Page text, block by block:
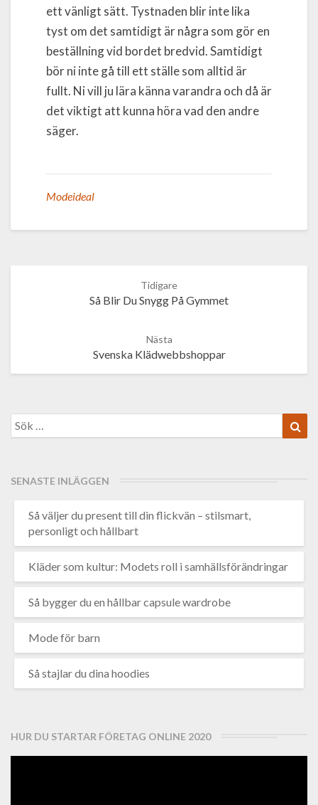
ett vänligt sätt. Tystnaden blir inte lika
tyst om det samtidigt är några som gör en
beställning vid bordet bredvid. Samtidigt
bör ni inte gå till ett ställe som alltid är
fullt. Ni vill ju lära känna varandra och då är
det viktigt att kunna höra vad den andre
säger.
Modeideal
Tidigare
Så Blir Du Snygg På Gymmet
Nästa
Svenska Klädwebbshoppar
Search
for:
SENASTE INLÄGGEN
Så väljer du present till din flickvän – stilsmart,
personligt och hållbart
Kläder som kultur: Modets roll i samhällsförändringar
Så bygger du en hållbar capsule wardrobe
Mode för barn
Så stajlar du dina hoodies
HUR DU STARTAR FÖRETAG ONLINE 2020